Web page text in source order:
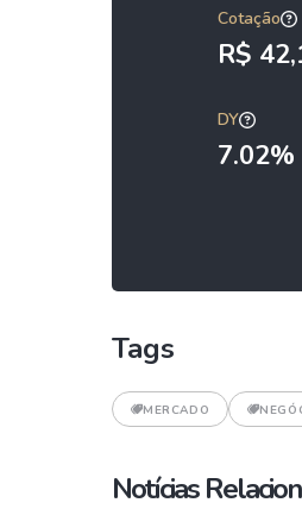
Cotação
R$
DY
7.02%
Tags
MERCADO
Notícias